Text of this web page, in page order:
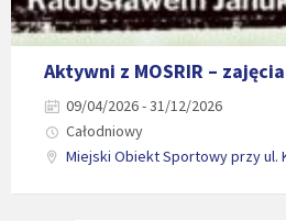
Aktywni z MOSRIR –
09/04/2026 - 31/12/2026
Całodniowy
Miejski Obiekt Sportowy przy ul.